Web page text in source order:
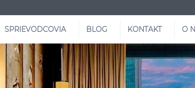
SPRIEVODCOVIA BLOG KONTAKT O